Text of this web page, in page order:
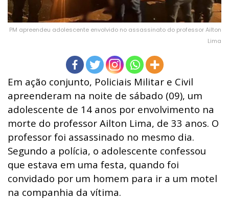
PM apreendeu adolescente envolvido no assassinato do professor Ailton
Lima
Em ação conjunto, Policiais Militar e Civil
apreenderam na noite de sábado (09), um
adolescente de 14 anos por envolvimento na
morte do professor Ailton Lima, de 33 anos. O
professor foi assassinado no mesmo dia.
Segundo a polícia, o adolescente confessou
que estava em uma festa, quando foi
convidado por um homem para ir a um motel
na companhia da vítima.